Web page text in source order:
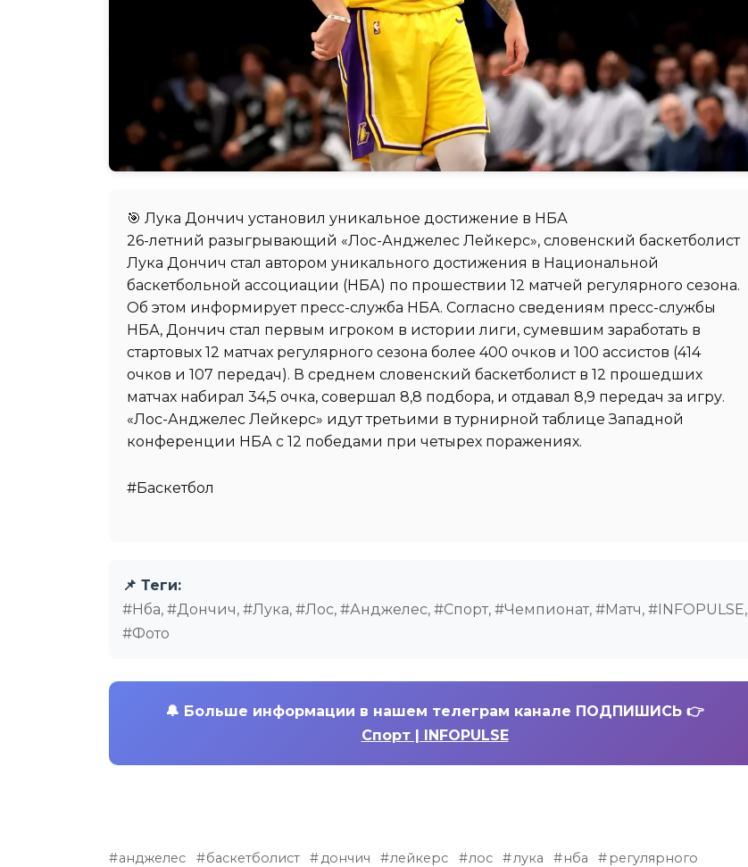
🎯 Лука Дончич установил уникальное достижение в НБА
26-летний разыгрывающий «Лос-Анджелес Лейкерс», словенский баскетболист
Лука Дончич стал автором уникального достижения в Национальной
баскетбольной ассоциации (НБА) по прошествии 12 матчей регулярного сезона.
Об этом информирует пресс-служба НБА. Согласно сведениям пресс-службы
НБА, Дончич стал первым игроком в истории лиги, сумевшим заработать в
стартовых 12 матчах регулярного сезона более 400 очков и 100 ассистов (414
очков и 107 передач). В среднем словенский баскетболист в 12 прошедших
матчах набирал 34,5 очка, совершал 8,8 подбора, и отдавал 8,9 передач за игру.
«Лос-Анджелес Лейкерс» идут третьими в турнирной таблице Западной
конференции НБА с 12 победами при четырех поражениях.
#Баскетбол
📌 Теги:
#Нба, #Дончич, #Лука, #Лос, #Анджелес, #Спорт, #Чемпионат, #Матч, #INFOPULSE,
#Фото
🔔 Больше информации в нашем телеграм канале ПОДПИШИСЬ 👉
Спорт | INFOPULSE
анджелес баскетболист дончич лейкерс лос лука нба
регулярного